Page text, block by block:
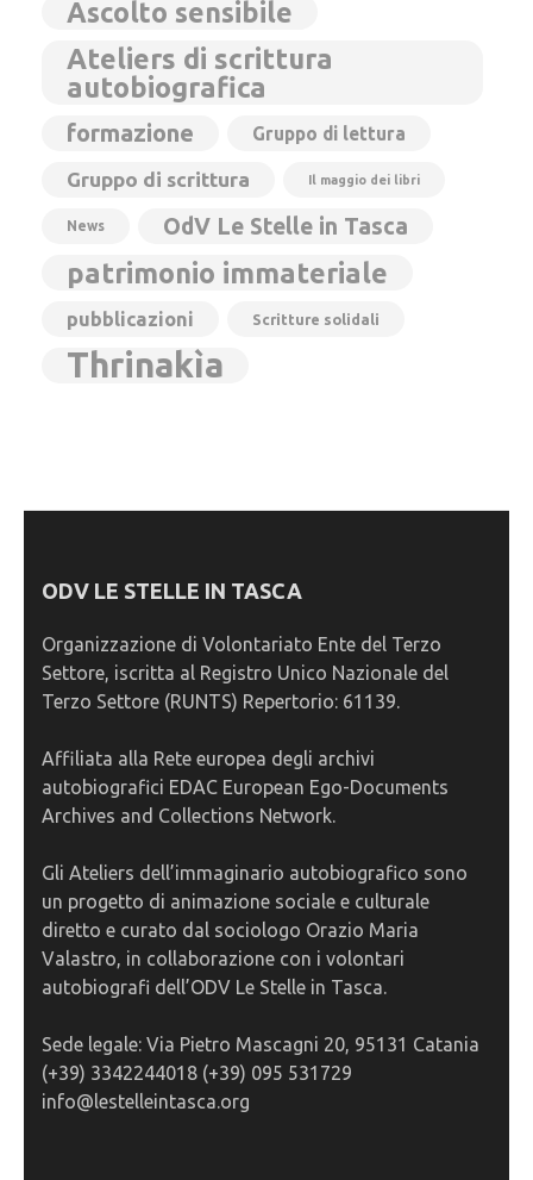
Ascolto sensibile
Ateliers di scrittura
autobiografica
formazione Gruppo di lettura
Gruppo di scrittura Il maggio dei libri
News OdV Le Stelle in Tasca
patrimonio immateriale
pubblicazioni Scritture solidali
Thrinakìa
ODV LE STELLE IN TASCA
Organizzazione di Volontariato Ente del Terzo
Settore, iscritta al Registro Unico Nazionale del
Terzo Settore (RUNTS) Repertorio: 61139.
Affiliata alla Rete europea degli archivi
autobiografici EDAC European Ego-Documents
Archives and Collections Network.
Gli Ateliers dell’immaginario autobiografico sono
un progetto di animazione sociale e culturale
diretto e curato dal sociologo Orazio Maria
Valastro, in collaborazione con i volontari
autobiografi dell’ODV Le Stelle in Tasca.
Sede legale: Via Pietro Mascagni 20, 95131 Catania
(+39) 3342244018 (+39) 095 531729
info@lestelleintasca.org